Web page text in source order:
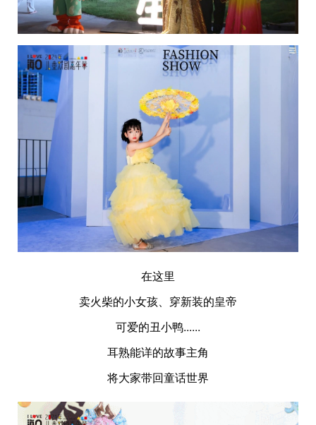
在这里
卖火柴的小女孩、穿新装的皇帝
可爱的丑小鸭......
耳熟能详的故事主角
将大家带回童话世界